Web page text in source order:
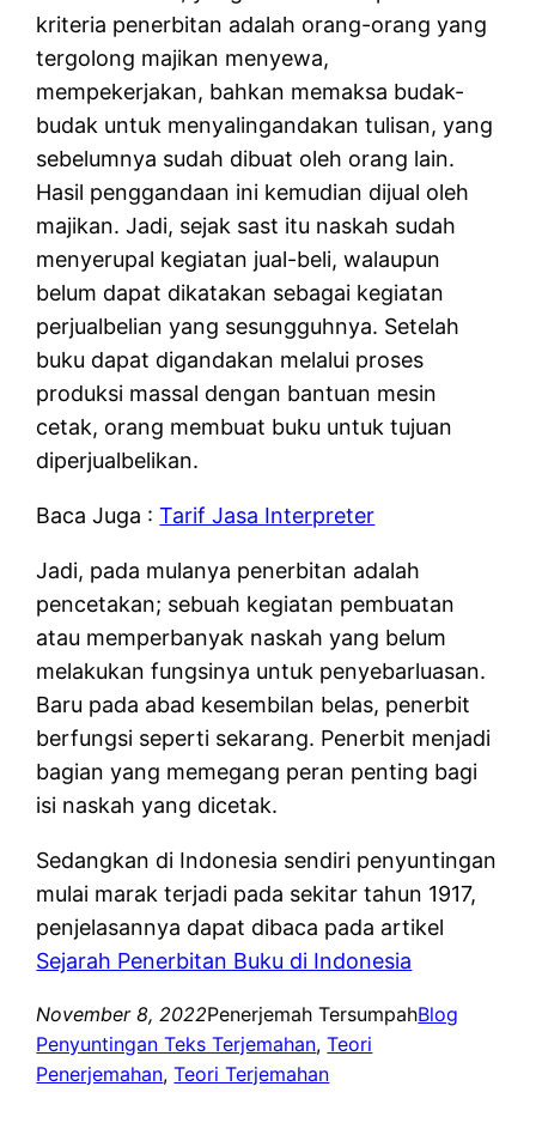
kriteria penerbitan adalah orang-orang yang
tergolong majikan menyewa,
mempekerjakan, bahkan memaksa budak-
budak untuk menyalingandakan tulisan, yang
sebelumnya sudah dibuat oleh orang lain.
Hasil penggandaan ini kemudian dijual oleh
majikan. Jadi, sejak sast itu naskah sudah
menyerupal kegiatan jual-beli, walaupun
belum dapat dikatakan sebagai kegiatan
perjualbelian yang sesungguhnya. Setelah
buku dapat digandakan melalui proses
produksi massal dengan bantuan mesin
cetak, orang membuat buku untuk tujuan
diperjualbelikan.
Baca Juga :Tarif Jasa Interpreter
Jadi, pada mulanya penerbitan adalah
pencetakan; sebuah kegiatan pembuatan
atau memperbanyak naskah yang belum
melakukan fungsinya untuk penyebarluasan.
Baru pada abad kesembilan belas, penerbit
berfungsi seperti sekarang. Penerbit menjadi
bagian yang memegang peran penting bagi
isi naskah yang dicetak.
Sedangkan di Indonesia sendiri penyuntingan
mulai marak terjadi pada sekitar tahun 1917,
penjelasannya dapat dibaca pada artikel
Sejarah Penerbitan Buku di Indonesia
November 8, 2022Penerjemah TersumpahBlog
Penyuntingan Teks Terjemahan, Teori
Penerjemahan, Teori Terjemahan